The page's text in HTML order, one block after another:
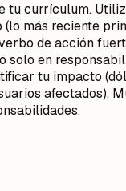
tu currículum.
más reciente
de acción
solo en
tu impacto
afectados).